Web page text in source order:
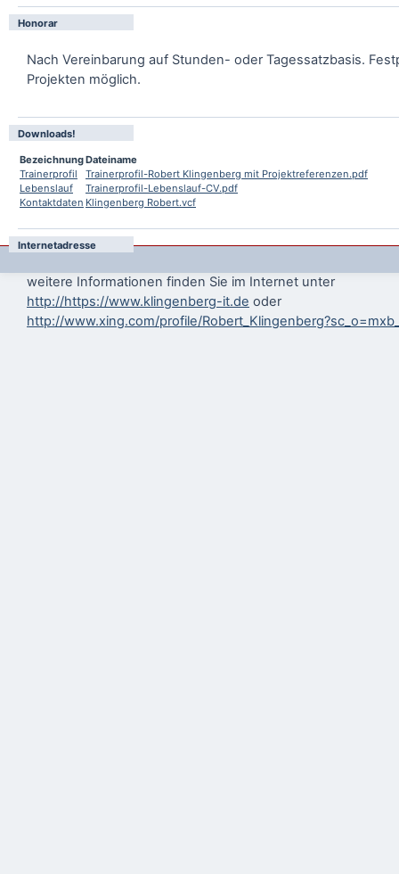
Honorar
Nach Vereinbarung auf Stunden- oder Tagessatzbasis.
Projekten möglich.
Downloads!
BezeichnungDateiname
Trainerprofil
Trainerprofil-Robert Klingenberg mit Projektreferenzen.pdf
Lebenslauf
Trainerprofil-Lebenslauf-CV.pdf
Kontaktdaten Klingenberg Robert.vcf
Internetadresse
weitere Informationen finden Sie im Internet unter
http://https://www.klingenberg-it.de oder
http://www.xing.com/profile/